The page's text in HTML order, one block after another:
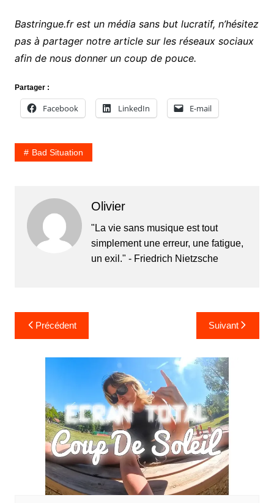
Bastringue.fr est un média sans but lucratif, n’hésitez
pas à partager notre article sur les réseaux sociaux
afin de nous donner un coup de pouce.
Partager :
Facebook LinkedIn E-mail
Bad Situation
Olivier
"La vie sans musique est tout
simplement une erreur, une fatigue,
un exil." - Friedrich Nietzsche
Navigation
de
l’article
Précédent Suivant